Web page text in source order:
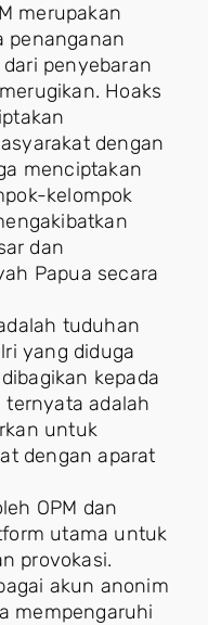
merupakan
penanganan
penyebaran
Hoaks
dengan
menciptakan
kelompok
dan
Papua secara
tuduhan
yang diduga
kepada
ternyata adalah
untuk
dengan aparat
OPM dan
utama untuk
provokasi.
akun anonim
mempengaruhi